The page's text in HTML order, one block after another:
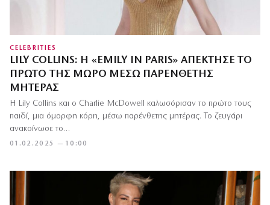
CELEBRITIES
LILY COLLINS: Η «EMILY IN PARIS» ΑΠΈΚΤΗΣΕ ΤΟ
ΠΡΏΤΟ ΤΗΣ ΜΩΡΌ ΜΈΣΩ ΠΑΡΈΝΘΕΤΗΣ
ΜΗΤΈΡΑΣ
01.02.2025 — 10:00
Η Lily Collins και ο Charlie McDowell καλωσόρισαν το πρώτο τους
παιδί, μια όμορφη κόρη, μέσω παρένθετης μητέρας. Το ζευγάρι
ανακοίνωσε το…